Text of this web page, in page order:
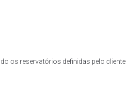
os reservatórios definidas pelo cliente.